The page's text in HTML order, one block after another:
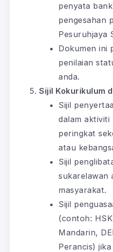
penyata
pengesahan
Pesuruhjaya
Dokumen ini
penilaian
anda.
Sijil Kokurikulum
Sijil
dalam
peringkat
atau
Sijil
sukarelawan
masyarakat.
Sijil
(contoh:
Mandarin,
Perancis) jika